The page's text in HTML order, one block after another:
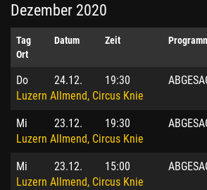
Dezember 2020
Tag Datum
Zeit
Ort
Do 24.12.
19:30
Luzern Allmend, Circus Knie
Mi 23.12.
19:30
Luzern Allmend, Circus Knie
Mi 23.12.
15:00
Luzern Allmend, Circus Knie